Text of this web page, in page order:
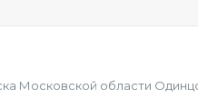
Московской области